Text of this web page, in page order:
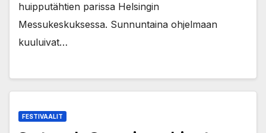
huipputähtien parissa Helsingin
Messukeskuksessa. Sunnuntaina ohjelmaan
kuuluivat…
FESTIVAALIT